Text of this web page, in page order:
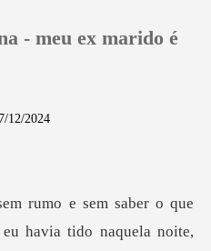
- meu ex marido é
12/2024
havia tido naquela noite,